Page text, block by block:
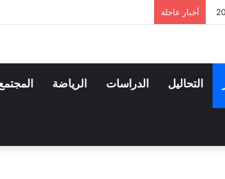
أخبار عاجلة
التحاليل الدراسات الرياضة